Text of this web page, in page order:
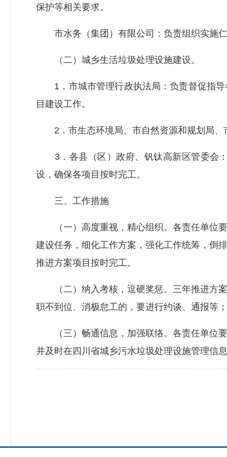
保护等相关要求。
市水务（集团）有限公司：负责组织实施仁
（二）城乡生活垃圾处理设施建设。
1．市城市管理行政执法局：负责督促指导
目建设工作。
2．市生态环境局、市自然资源和规划局、
3．各县（区）政府、钒钛高新区管委会：
设，确保各项目按时完工。
三、工作措施
（一）高度重视，精心组织。各责任单位要
建设任务，细化工作方案，强化工作统筹，倒
推进方案项目按时完工。
（二）纳入考核，逗硬奖惩。三年推进方案
职不到位、消极怠工的，要进行约谈、通报等
（三）畅通信息，加强联络。各责任单位要
并及时在四川省城乡污水垃圾处理设施管理信